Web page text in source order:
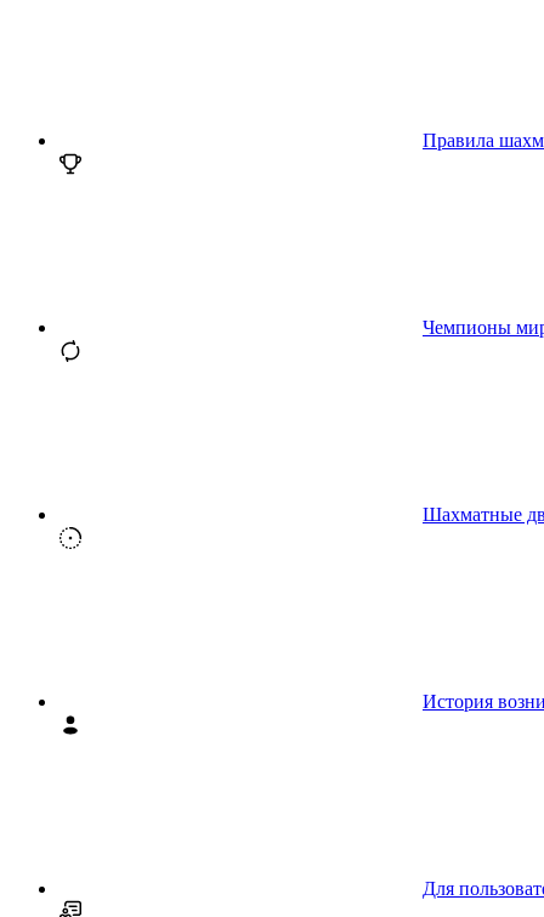
Правила
Чемпионы
Шахматные
История
Для